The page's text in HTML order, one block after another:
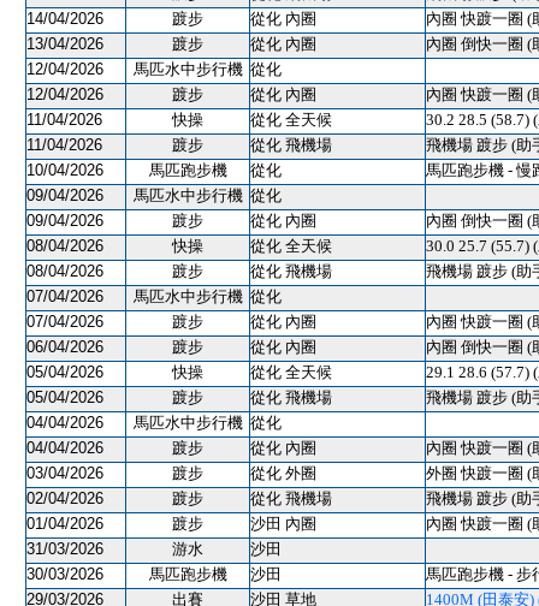
14/04/2026
踱步 從化 內圈
內圈 快踱一圈 (
13/04/2026
踱步 從化 內圈
內圈 倒快一圈 (
12/04/2026
馬匹水中步行機 從化
12/04/2026
踱步 從化 內圈
內圈 快踱一圈 (
11/04/2026
快操 從化 全天候
30.2 28.5 (58.7)
11/04/2026
踱步 從化 飛機場
飛機場 踱步 (助
10/04/2026
馬匹跑步機 從化
馬匹跑步機 - 慢
09/04/2026
馬匹水中步行機 從化
09/04/2026
踱步 從化 內圈
內圈 倒快一圈 (
08/04/2026
快操 從化 全天候
30.0 25.7 (55.7)
08/04/2026
踱步 從化 飛機場
飛機場 踱步 (助
07/04/2026
馬匹水中步行機 從化
07/04/2026
踱步 從化 內圈
內圈 快踱一圈 (
06/04/2026
踱步 從化 內圈
內圈 倒快一圈 (
05/04/2026
快操 從化 全天候
29.1 28.6 (57.7)
05/04/2026
踱步 從化 飛機場
飛機場 踱步 (助
04/04/2026
馬匹水中步行機 從化
04/04/2026
踱步 從化 內圈
內圈 快踱一圈 (
03/04/2026
踱步 從化 外圈
外圈 快踱一圈 (
02/04/2026
踱步 從化 飛機場
飛機場 踱步 (助
01/04/2026
踱步 沙田 內圈
內圈 快踱一圈 (
31/03/2026
游水
沙田
30/03/2026
馬匹跑步機 沙田
馬匹跑步機 - 步
29/03/2026
出賽 沙田 草地
1400M (田泰安)